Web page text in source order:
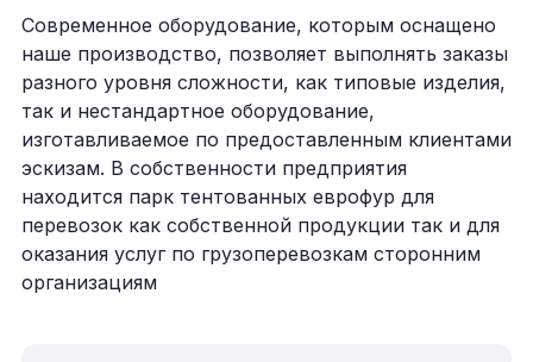
Современное оборудование, которым оснащено
наше производство, позволяет выполнять заказы
разного уровня сложности, как типовые изделия,
так и нестандартное оборудование,
изготавливаемое по предоставленным клиентами
эскизам. В собственности предприятия
находится парк тентованных еврофур для
перевозок как собственной продукции так и для
оказания услуг по грузоперевозкам сторонним
организациям